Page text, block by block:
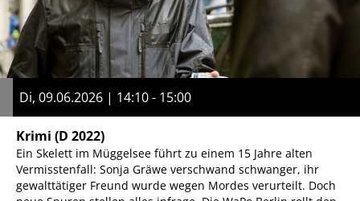
Di, 09.06.2026 | 14:10 - 15:00
Krimi (D 2022)
Ein Skelett im Müggelsee führt zu einem 15 Jahre alten
Vermisstenfall: Sonja Gräwe verschwand schwanger, ihr
gewalttätiger Freund wurde wegen Mordes verurteilt. Doch